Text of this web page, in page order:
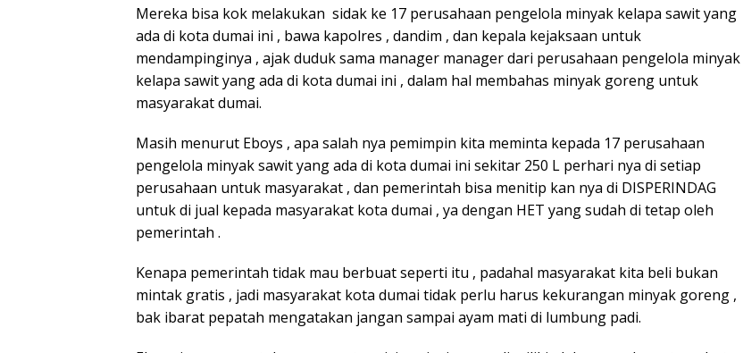
Mereka bisa kok melakukan sidak ke 17 perusahaan pengelola minyak kelapa sawit yang
ada di kota dumai ini , bawa kapolres , dandim , dan kepala kejaksaan untuk
mendampinginya , ajak duduk sama manager manager dari perusahaan pengelola minyak
kelapa sawit yang ada di kota dumai ini , dalam hal membahas minyak goreng untuk
masyarakat dumai.
Masih menurut Eboys , apa salah nya pemimpin kita meminta kepada 17 perusahaan
pengelola minyak sawit yang ada di kota dumai ini sekitar 250 L perhari nya di setiap
perusahaan untuk masyarakat , dan pemerintah bisa menitip kan nya di DISPERINDAG
untuk di jual kepada masyarakat kota dumai , ya dengan HET yang sudah di tetap oleh
pemerintah .
Kenapa pemerintah tidak mau berbuat seperti itu , padahal masyarakat kita beli bukan
mintak gratis , jadi masyarakat kota dumai tidak perlu harus kekurangan minyak goreng ,
bak ibarat pepatah mengatakan jangan sampai ayam mati di lumbung padi.